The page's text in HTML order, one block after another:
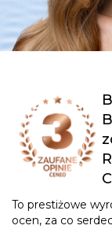
To prestiżowe
ocen, za co